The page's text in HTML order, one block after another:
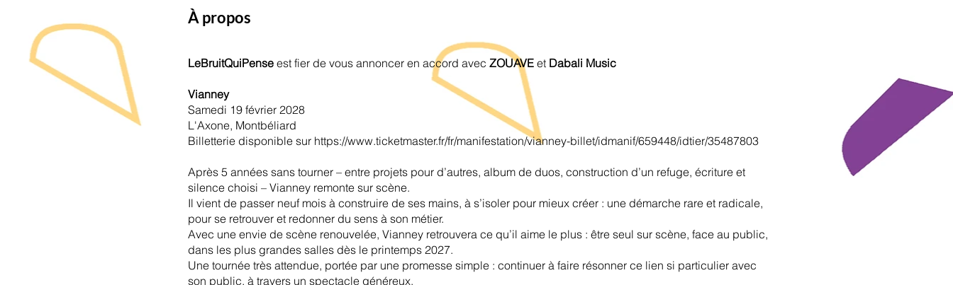
À propos
LeBruitQuiPense est fier de vous annoncer en accord avec ZOUAVE et Dabali Music
Vianney
Samedi 19 février 2028
L'Axone, Montbéliard
Billetterie disponible sur https://www.ticketmaster.fr/fr/manifestation/vianney-billet/idmanif/659448/idtier/35487803
Après 5 années sans tourner – entre projets pour d’autres, album de duos, construction d’un refuge, écriture et
silence choisi – Vianney remonte sur scène.
Il vient de passer neuf mois à construire de ses mains, à s’isoler pour mieux créer : une démarche rare et radicale,
pour se retrouver et redonner du sens à son métier.
Avec une envie de scène renouvelée, Vianney retrouvera ce qu’il aime le plus : être seul sur scène, face au public,
dans les plus grandes salles dès le printemps 2027.
Une tournée très attendue, portée par une promesse simple : continuer à faire résonner ce lien si particulier avec
son public, à travers un spectacle généreux.